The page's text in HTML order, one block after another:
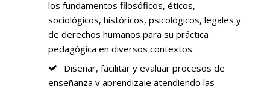
los fundamentos filosóficos, éticos,
sociológicos, históricos, psicológicos, legales y
de derechos humanos para su práctica
pedagógica en diversos contextos.
Diseñar, facilitar y evaluar procesos de
enseñanza y aprendizaje atendiendo las